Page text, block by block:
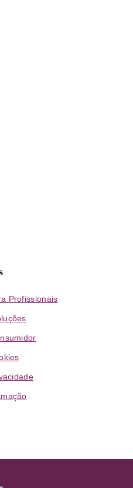
Profissionais